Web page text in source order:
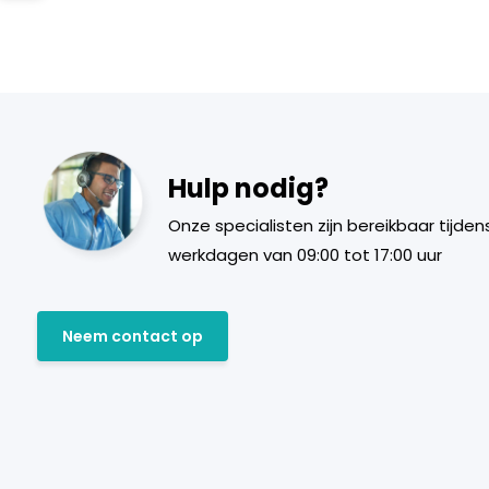
Hulp nodig?
Onze specialisten zijn bereikbaar
werkdagen van 09:00 tot 17:00 uur
Neem contact op